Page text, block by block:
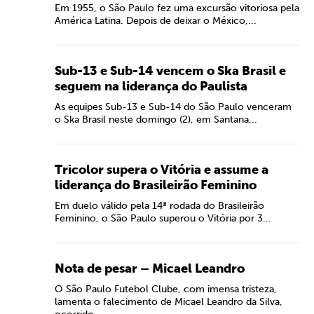
Em 1955, o São Paulo fez uma excursão vitoriosa pela
América Latina. Depois de deixar o México,...
Sub-13 e Sub-14 vencem o Ska Brasil e
seguem na liderança do Paulista
As equipes Sub-13 e Sub-14 do São Paulo venceram
o Ska Brasil neste domingo (2), em Santana...
Tricolor supera o Vitória e assume a
liderança do Brasileirão Feminino
Em duelo válido pela 14ª rodada do Brasileirão
Feminino, o São Paulo superou o Vitória por 3...
Nota de pesar – Micael Leandro
O São Paulo Futebol Clube, com imensa tristeza,
lamenta o falecimento de Micael Leandro da Silva,